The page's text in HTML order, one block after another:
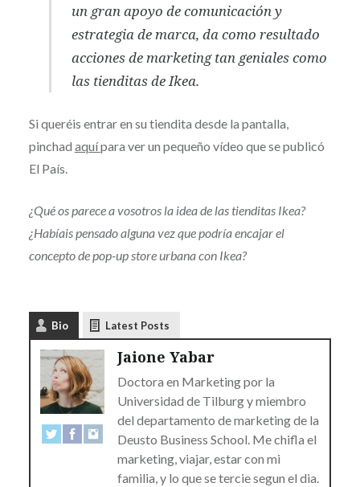
un gran apoyo de comunicación y
estrategia de marca, da como resultado
acciones de marketing tan geniales como
las tienditas de Ikea.
Si queréis entrar en su tiendita desde la pantalla,
pinchad aquípara ver un pequeño vídeo que se publicó
El País.
¿Qué os parece a vosotros la idea de las tienditas Ikea?
¿Habíais pensado alguna vez que podría encajar el
concepto de pop-up store urbana con Ikea?
Bio Latest Posts
Jaione Yabar
Doctora en Marketing por la
Universidad de Tilburg y miembro
del departamento de marketing de la
Deusto Business School. Me chifla el
marketing, viajar, estar con mi
familia, y lo que se tercie segun el dia.